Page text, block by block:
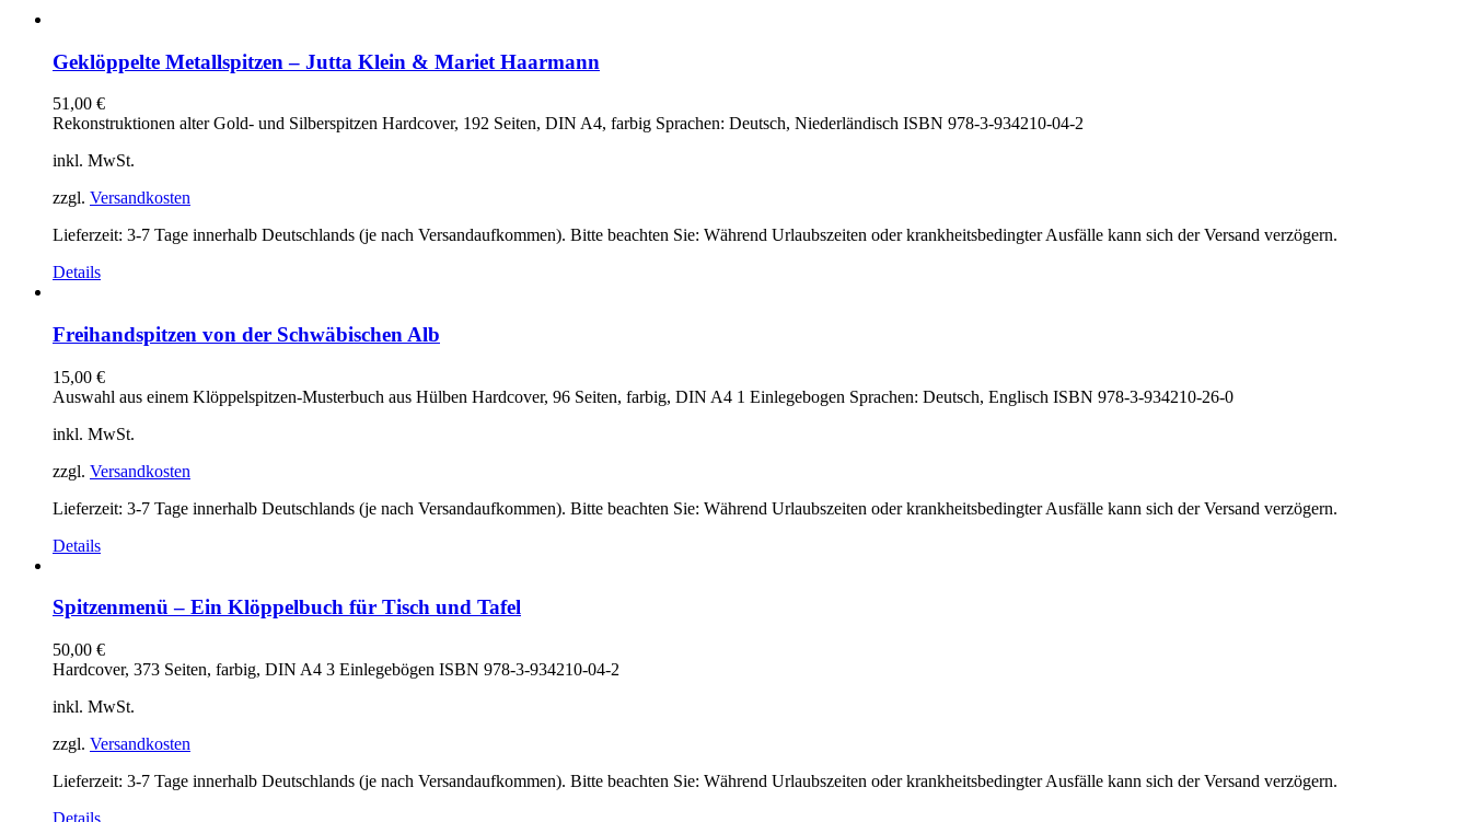
Geklöppelte Metallspitzen – Jutta Klein & Mariet Haarmann
51,00 €
Rekonstruktionen alter Gold- und Silberspitzen Hardcover, 192 Seiten, DIN A4, farbig Sprachen: Deutsch, Niederländisch ISBN 978-3-934210-04-2
inkl. MwSt.
zzgl. Versandkosten
Lieferzeit: 3-7 Tage innerhalb Deutschlands (je nach Versandaufkommen). Bitte beachten Sie: Während Urlaubszeiten oder krankheitsbedingter Ausfälle kann sich der Versand verzögern.
Details
Freihandspitzen von der Schwäbischen Alb
15,00 €
Auswahl aus einem Klöppelspitzen-Musterbuch aus Hülben Hardcover, 96 Seiten, farbig, DIN A4 1 Einlegebogen Sprachen: Deutsch, Englisch ISBN 978-3-934210-26-0
inkl. MwSt.
zzgl. Versandkosten
Lieferzeit: 3-7 Tage innerhalb Deutschlands (je nach Versandaufkommen). Bitte beachten Sie: Während Urlaubszeiten oder krankheitsbedingter Ausfälle kann sich der Versand verzögern.
Details
Spitzenmenü – Ein Klöppelbuch für Tisch und Tafel
50,00 €
Hardcover, 373 Seiten, farbig, DIN A4 3 Einlegebögen ISBN 978-3-934210-04-2
inkl. MwSt.
zzgl. Versandkosten
Lieferzeit: 3-7 Tage innerhalb Deutschlands (je nach Versandaufkommen). Bitte beachten Sie: Während Urlaubszeiten oder krankheitsbedingter Ausfälle kann sich der Versand verzögern.